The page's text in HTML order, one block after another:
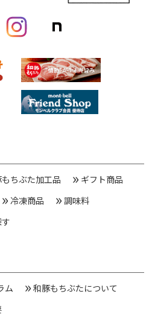
ちぶた加工品
ギフト商品
冷凍商品
調味料
ム
和豚もちぶたについて